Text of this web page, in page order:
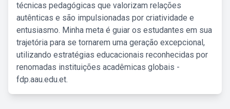
técnicas pedagógicas que valorizam relações
autênticas e são impulsionadas por criatividade e
entusiasmo. Minha meta é guiar os estudantes em sua
trajetória para se tornarem uma geração excepcional,
utilizando estratégias educacionais reconhecidas por
renomadas instituições acadêmicas globais -
fdp.aau.edu.et.